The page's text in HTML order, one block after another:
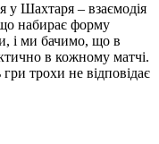
у Шахтаря – взаємодія
набирає форму
і ми бачимо, що в
в кожному матчі.
трохи не відповідає